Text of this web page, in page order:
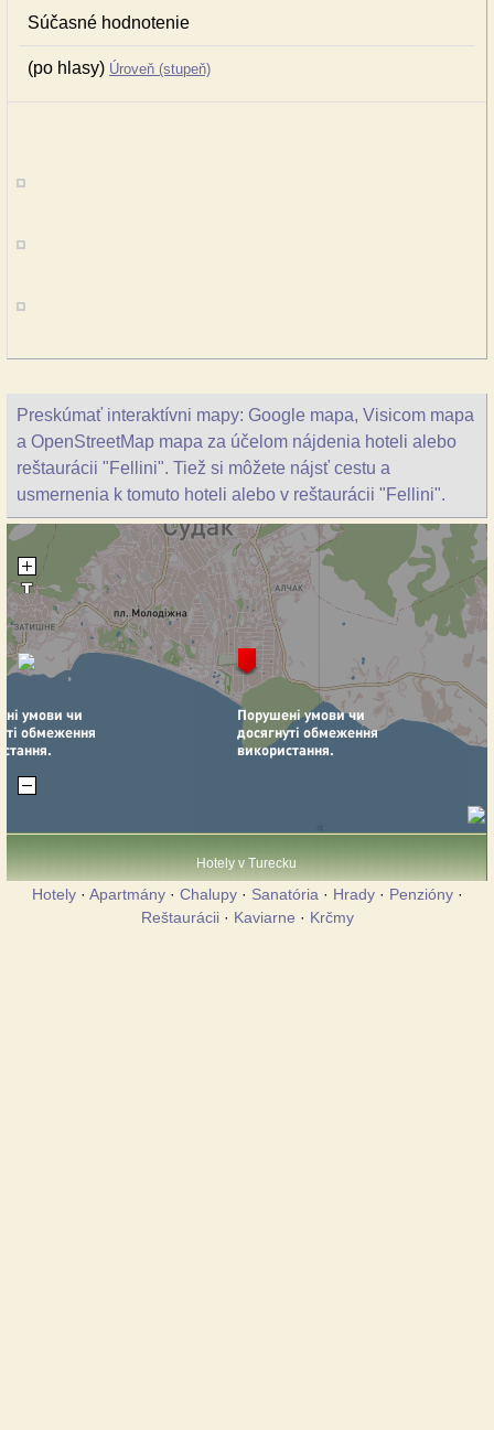
Súčasné hodnotenie
(po hlasy) Úroveň (stupeň)
Preskúmať interaktívni mapy: Google mapa, Visicom mapa
a OpenStreetMap mapa za účelom nájdenia hoteli alebo
reštaurácii "Fellini". Tiež si môžete nájsť cestu a
usmernenia k tomuto hoteli alebo v reštaurácii "Fellini".
Hotely v Turecku
Hotely· Apartmány· Chalupy· Sanatória · Hrady· Penzióny·
Reštaurácii· Kaviarne · Krčmy